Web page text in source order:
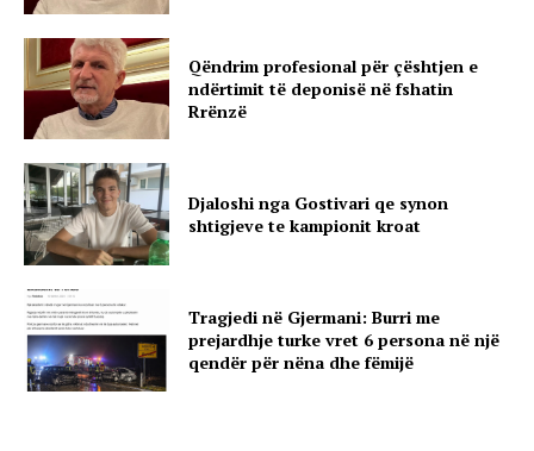
Qëndrim profesional për çështjen e
ndërtimit të deponisë në fshatin
Rrënzë
Djaloshi nga Gostivari qe synon
shtigjeve te kampionit kroat
Tragjedi në Gjermani: Burri me
prejardhje turke vret 6 persona në një
qendër për nëna dhe fëmijë